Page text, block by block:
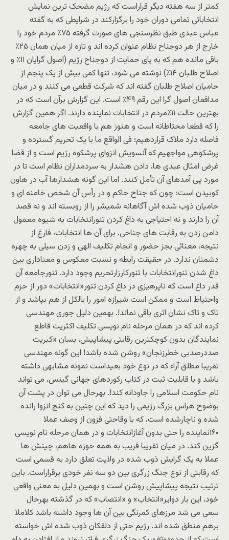
کمتر از سه هفته دیگر قراراست که رژیم مضحک ترین نمایش
انتخاباتی تمامی دوران خود را برگزارکند در شرایطی که به گفته
عباس عبدی طبق نظرسنجی های صورت گرفته ۷۵٪ مردم خود را
خارج از هر دوجناح نظام عنوان کرده اند و تازه از میان همان ۲۵٪
باقی مانده هم که به پای حمایت از دوجناح رژیم (اصول گرایان ۱۱٪ و
اصلاح طلبان ۱۴٪) نوشته می شود، تنها کمی بیش از یک پنجم از
حامیان اصلاح طلبان گفته اند که شرکت قطعی می کنند و در میان
مدافعان اصول گرا این رقم ۴۹٪ است. این گزارش برآن است که در
بهترین حالت ۱۱٪مردم در انتخابات نماینده دارند. اگر همین گزارش
را که قطعا محتاطانه است و هنوز هم با واقعیت های جامعه
فاصله دارد ملاک قراردهیم؛ فی الواقع ما با یک تحریم گسترده و
پرشکوهی مواجهیم که آنسویش انزوای پرشکوه رژیم است و از قضا
غرض امثال عبدی ها، دادن هشدار به سردمداران نظام است تا در
مورد پی آمدهای آن تأمل کنند. اما این گونه هشدارها آب در هاون
کوبیدن است؛ چون که جناح حاکم و در رأس آن شخص خامنه ای و
حامیان ذوب شده اش آگاهانه شمیشر را از روبسته اند و نه قصد
آن را دارند و نه احتیاجی به داغ کردن تنورانتخابات به شیوه معمول
دامن زدن به رقابت های جناحی. برای آن ها انتخابات، فارغ از
نتیجه، معنائی بجز حضور و انجام تکلیف الهی و زدن سیلی به چهره
دشمنان ندارد. در حقیقت رابطه و نسبت معکوس و معناداری بین
داغ شدن تنورانتخابات با تنورکارزارتحریم وجود دارد. تنورجامعه آن
قدر داغ است که ناپرهیزی در داغ کردن تنور«انتخابات» دور از حزم
واحتیاط است و ممکن است شیرازه امور را بالکل از هم بپاشد و از
تاک و تاک نشان اثری باقی نماند!. بهمین دلیل جوری مهندسی
کرده اند که در همان مرحله نام نویسی تکلیف اکثریت قاطع
نمایندگان بدون کوچکترین رقابتی پیشاپیش، بسان «کبریت
صددرصدبی خطرزنجان» روشن شده باشد! این گونه مهندسی
تقریبا مطلق آراء که در نوع خود بعیداست نمونه مشابهی داشته
باشد و با قابلیت ثبت در کتاب رکوردهای جهانی گینس، می تواند
نام حکومت اسلامی را جاودانه کند!. بهرحال می توان در پشت آن
بوضوح هراس بزرگ رژیمی را دید که این چنین به کنج انزوا رانده
شده و ناچارشده است،‌ که با وقاحتی فزون از وصف عملا
۱۶۰نماینده را حتی بدون آغازانتخابات و در همان مرحله نام نویسی
گزین کند. در میان تقریبا قریب به همه حوزه هاهم، چینش ها
عملا به یک گرایش ذوب شده در ولایت تعلق دارد به قسمی است
که رقابتی از نوع جنگ زرگری بین دو سه نفر خودی برقراراست. باین
ترتیب نتیجه پیشاپیش روشن است و بهمین دلیل به معنی واقعی
خود، این بار دوایر«انتخاب» و «انتصاب» که در گذشته بهرحال
سعی می شد مرزهای کمرنگی بین آن ها وجود داشته باشد کلاملا
برهم منطق شده اند. رژیم حتی از دلقکان ذوب شده اش خواسته